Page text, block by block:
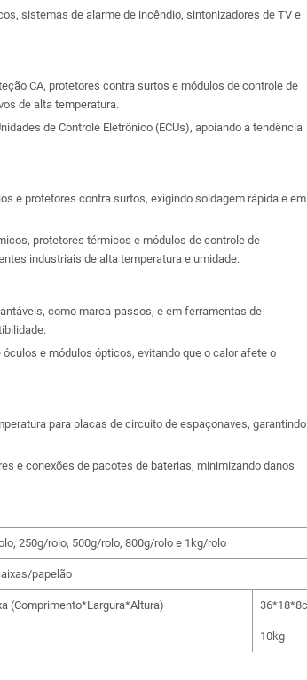
sistemas de alarme de incêndio, sintonizadores de TV e
CA, protetores contra surtos e módulos de controle de
de alta temperatura.
de Controle Eletrônico (ECUs), apoiando a tendência
e protetores contra surtos, exigindo soldagem rápida e em
protetores térmicos e módulos de controle de
industriais de alta temperatura e umidade.
como marca-passos, e em ferramentas de
e módulos ópticos, evitando que o calor afete o
para placas de circuito de espaçonaves, garantindo
e conexões de pacotes de baterias, minimizando danos
250g/rolo, 500g/rolo, 800g/rolo e 1kg/rolo
papelão
(Comprimento*Largura*Altura)
10kg